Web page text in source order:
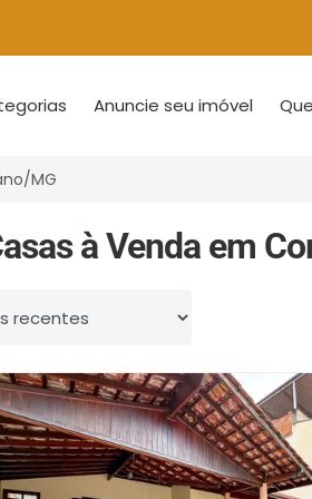
Anuncie seu imóvel
MG
à Venda em
por